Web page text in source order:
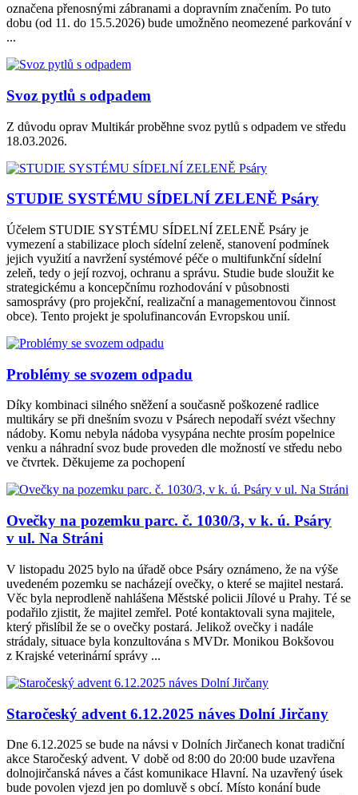
označena přenosnými zábranami a dopravním značením. Po tuto
dobu (od 11. do 15.5.2026) bude umožněno neomezené parkování v
...
Svoz pytlů s odpadem
Z důvodu oprav Multikár proběhne svoz pytlů s odpadem ve středu
18.03.2026.
STUDIE SYSTÉMU SÍDELNÍ ZELENĚ Psáry
Účelem STUDIE SYSTÉMU SÍDELNÍ ZELENĚ Psáry je
vymezení a stabilizace ploch sídelní zeleně, stanovení podmínek
jejich využití a navržení systémové péče o multifunkční sídelní
zeleň, tedy o její rozvoj, ochranu a správu. Studie bude sloužit ke
strategickému a koncepčnímu rozhodování v působnosti
samosprávy (pro projekční, realizační a managementovou činnost
obce). Tento projekt je spolufinancován Evropskou unií.
Problémy se svozem odpadu
Díky kombinaci silného sněžení a současně poškozené radlice
multikáry se při dnešním svozu v Psárech nepodaří svézt všechny
nádoby. Komu nebyla nádoba vysypána nechte prosím popelnice
venku a náhradní svoz bude proveden dle možností ve středu nebo
ve čtvrtek. Děkujeme za pochopení
Ovečky na pozemku parc. č. 1030/3, v k. ú. Psáry
v ul. Na Stráni
V listopadu 2025 bylo na úřadě obce Psáry oznámeno, že na výše
uvedeném pozemku se nacházejí ovečky, o které se majitel nestará.
Věc byla neprodleně nahlášena Městské policii Jílové u Prahy. Té se
podařilo zjistit, že majitel zemřel. Poté kontaktovali syna majitele,
který přislíbil že se o ovečky postará. Jelikož ovečky i nadále
strádaly, situace byla konzultována s MVDr. Monikou Bokšovou
z Krajské veterinární správy ...
Staročeský advent 6.12.2025 náves Dolní Jirčany
Dne 6.12.2025 se bude na návsi v Dolních Jirčanech konat tradiční
akce Staročeský advent. V době od 8:00 do 20:00 bude uzavřena
dolnojirčanská náves a část komunikace Hlavní. Na uzavřený úsek
bude povolen vjezd jen po domluvě s obcí. Místo konání bude